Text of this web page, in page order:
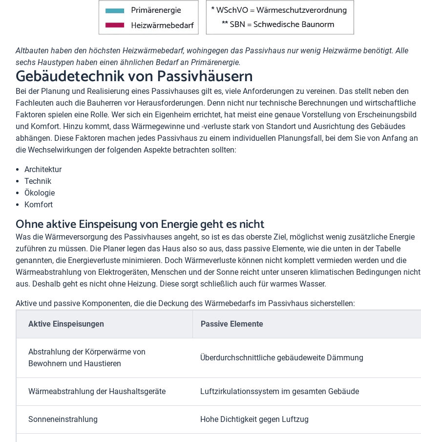
Altbauten haben den höchsten Heizwärmebedarf, wohingegen das Passivhaus nur wenig Heizwärme benötigt. Alle
sechs Haustypen haben einen ähnlichen Bedarf an Primärenergie.
Gebäudetechnik von Passivhäusern
Bei der Planung und Realisierung eines Passivhauses gilt es, viele Anforderungen zu vereinen. Das stellt neben den
Fachleuten auch die Bauherren vor Herausforderungen. Denn nicht nur technische Berechnungen und wirtschaftliche
Faktoren spielen eine Rolle. Wer sich ein Eigenheim errichtet, hat meist eine genaue Vorstellung von Erscheinungsbild
und Komfort. Hinzu kommt, dass Wärmegewinne und -verluste stark von Standort und Ausrichtung des Gebäudes
abhängen. Diese Faktoren machen jedes Passivhaus zu einem individuellen Planungsfall, bei dem Sie von Anfang an
die Wechselwirkungen der folgenden Aspekte betrachten sollten:
Architektur
Technik
Ökologie
Komfort
Ohne aktive Einspeisung von Energie geht es nicht
Was die Wärmeversorgung des Passivhauses angeht, so ist es das oberste Ziel, möglichst wenig zusätzliche Energie
zuführen zu müssen. Die Planer legen das Haus also so aus, dass passive Elemente, wie die unten in der Tabelle
genannten, die Energieverluste minimieren. Doch Wärmeverluste können nicht komplett vermieden werden und die
Wärmeabstrahlung von Elektrogeräten, Menschen und der Sonne reicht unter unseren klimatischen Bedingungen nicht
aus. Deshalb geht es nicht ohne Heizung. Diese sorgt schließlich auch für warmes Wasser.
Aktive und passive Komponenten, die die Deckung des Wärmebedarfs im Passivhaus sicherstellen:
Aktive Einspeisungen Passive Elemente
Abstrahlung der Körperwärme von
Bewohnern und Haustieren
Überdurchschnittliche gebäudeweite Dämmung
Wärmeabstrahlung der Haushaltsgeräte Luftzirkulationssystem im gesamten Gebäude
Sonneneinstrahlung Hohe Dichtigkeit gegen Luftzug